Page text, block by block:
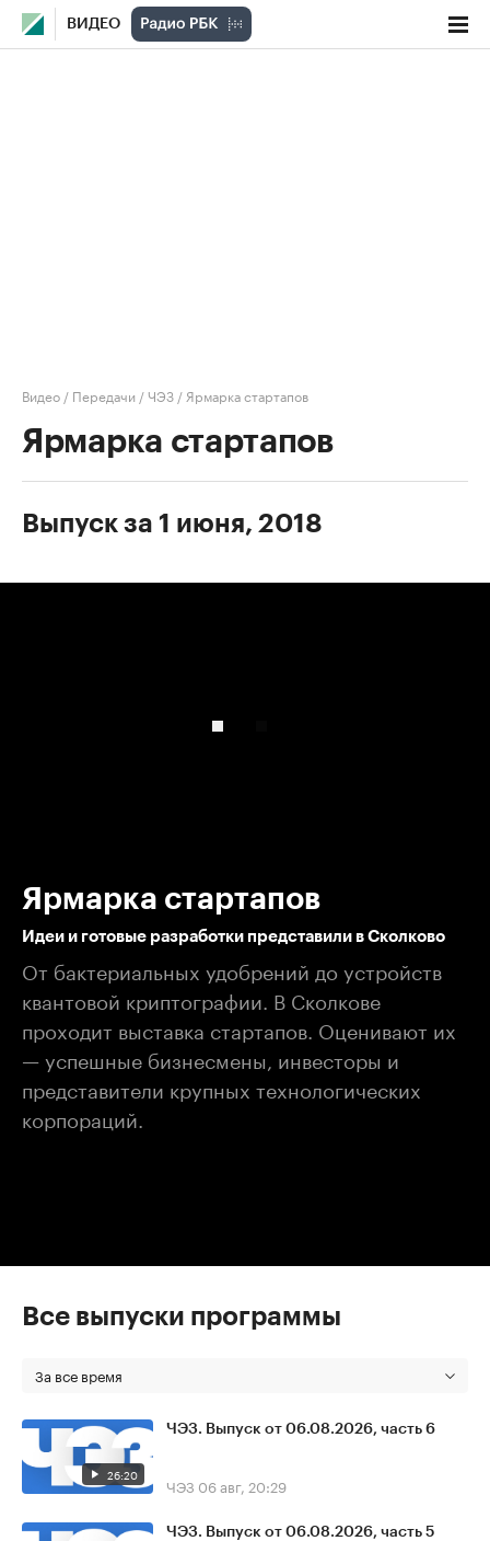
ВИДЕО
Видео / Передачи /ЧЭЗ / Ярмарка стартапов
Ярмарка стартапов
Выпуск за 1 июня, 2018
Ярмарка стартапов
Идеи и готовые разработки представили в Сколково
От бактериальных удобрений до устройств
квантовой криптографии. В Сколкове
проходит выставка стартапов. Оценивают их
— успешные бизнесмены, инвесторы и
представители крупных технологических
корпораций.
Все выпуски программы
За все время
26:20
ЧЭЗ. Выпуск от 06.08.2026, часть 6
ЧЭЗ 06 авг, 20:29
ЧЭЗ. Выпуск от 06.08.2026, часть 5